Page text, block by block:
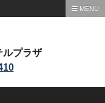
MENU
ルプラザ